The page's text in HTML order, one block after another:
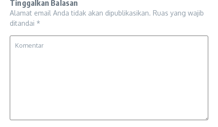
Tinggalkan Balasan
Alamat email Anda tidak akan dipublikasikan. Ruas yang wajib
ditandai *